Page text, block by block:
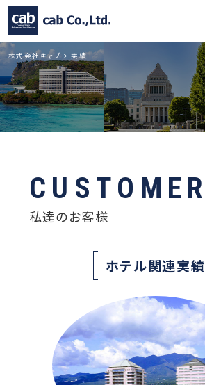
株式会社キャブ 実績
CUSTOMER
私達のお客様
ホテル関連実績